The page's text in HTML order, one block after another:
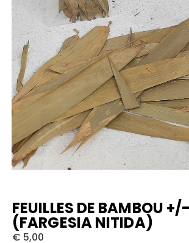
FEUILLES DE BAMBOU
(FARGESIA NITIDA)
€ 5,00